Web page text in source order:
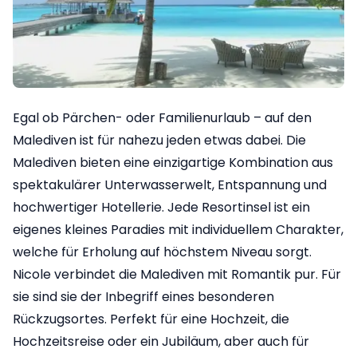
Egal ob Pärchen- oder Familienurlaub – auf den
Malediven ist für nahezu jeden etwas dabei. Die
Malediven bieten eine einzigartige Kombination aus
spektakulärer Unterwasserwelt, Entspannung und
hochwertiger Hotellerie. Jede Resortinsel ist ein
eigenes kleines Paradies mit individuellem Charakter,
welche für Erholung auf höchstem Niveau sorgt.
Nicole verbindet die Malediven mit Romantik pur. Für
sie sind sie der Inbegriff eines besonderen
Rückzugsortes. Perfekt für eine Hochzeit, die
Hochzeitsreise oder ein Jubiläum, aber auch für